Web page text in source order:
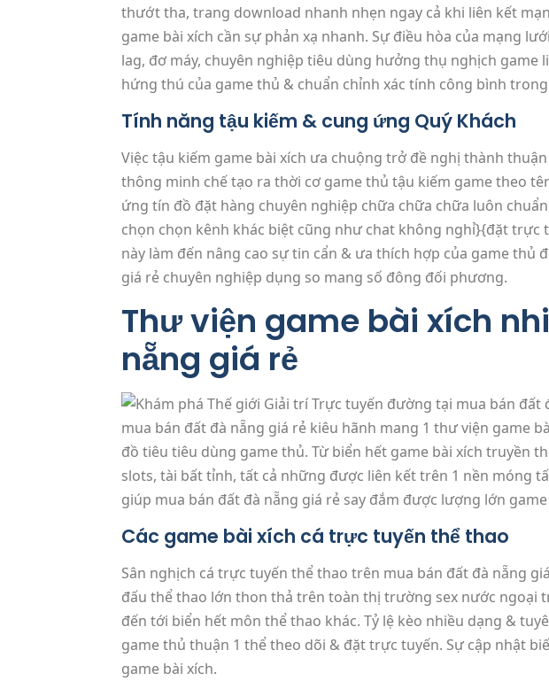
thướt tha, trang download nhanh nhẹn ngay cả khi liên kết
game bài xích cần sự phản xạ nhanh. Sự điều hòa của mạng
lag, đơ máy, chuyên nghiệp tiêu dùng hưởng thụ nghịch
hứng thú của game thủ & chuẩn chỉnh xác tính công bình
Tính năng tậu kiếm & cung ứng Quý Khách
Việc tậu kiếm game bài xích ưa chuộng trở đề nghị thành
thông minh chế tạo ra thời cơ game thủ tậu kiếm game theo
ứng tín đồ đặt hàng chuyên nghiệp chữa chữa chữa luôn
chọn chọn kênh khác biệt cũng như chat không nghỉ}{đặt
này làm đến nâng cao sự tin cẩn & ưa thích hợp của game
giá rẻ chuyên nghiệp dụng so mang số đông đối phương.
Thư viện game bài xích
nẵng giá rẻ
mua bán đất đà nẵng giá rẻ kiêu hãnh mang 1 thư viện game
đồ tiêu tiêu dùng game thủ. Từ biển hết game bài xích truyền
slots, tài bất tỉnh, tất cả những được liên kết trên 1 nền móng
giúp mua bán đất đà nẵng giá rẻ say đắm được lượng lớn
Các game bài xích cá trực tuyến thể thao
Sân nghịch cá trực tuyến thể thao trên mua bán đất đà nẵng
đấu thể thao lớn thon thả trên toàn thị trường sex nước ngoại
đến tới biển hết môn thể thao khác. Tỷ lệ kèo nhiều dạng &
game thủ thuận 1 thể theo dõi & đặt trực tuyến. Sự cập nhật
game bài xích.